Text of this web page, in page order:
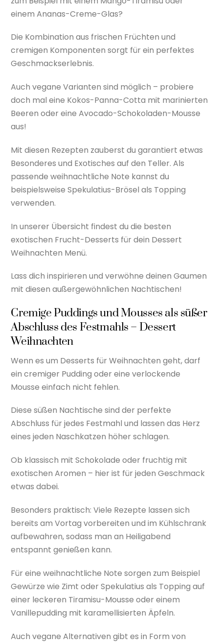
einem Ananas-Creme-Glas?
Die Kombination aus frischen Früchten und
cremigen Komponenten sorgt für ein perfektes
Geschmackserlebnis.
Auch vegane Varianten sind möglich – probiere
doch mal eine Kokos-Panna-Cotta mit marinierten
Beeren oder eine Avocado-Schokoladen-Mousse
aus!
Mit diesen Rezepten zauberst du garantiert etwas
Besonderes und Exotisches auf den Teller. Als
passende weihnachtliche Note kannst du
beispielsweise Spekulatius-Brösel als Topping
verwenden.
In unserer Übersicht findest du die besten
exotischen Frucht-Desserts für dein Dessert
Weihnachten Menü.
Lass dich inspirieren und verwöhne deinen Gaumen
mit diesen außergewöhnlichen Nachtischen!
Cremige Puddings und Mousses als süßer
Abschluss des Festmahls – Dessert
Weihnachten
Wenn es um Desserts für Weihnachten geht, darf
ein cremiger Pudding oder eine verlockende
Mousse einfach nicht fehlen.
Diese süßen Nachtische sind der perfekte
Abschluss für jedes Festmahl und lassen das Herz
eines jeden Naschkatzen höher schlagen.
Ob klassisch mit Schokolade oder fruchtig mit
exotischen Aromen – hier ist für jeden Geschmack
etwas dabei.
Besonders praktisch: Viele Rezepte lassen sich
bereits am Vortag vorbereiten und im Kühlschrank
aufbewahren, sodass man an Heiligabend
entspannt genießen kann.
Für eine weihnachtliche Note sorgen zum Beispiel
Gewürze wie Zimt oder Spekulatius als Topping auf
einer leckeren Tiramisu-Mousse oder einem
Vanillepudding mit karamellisierten Äpfeln.
Auch vegane Alternativen gibt es in Form von